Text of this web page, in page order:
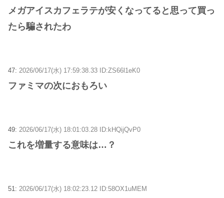
メガアイスカフェラテが安くなってると思って買っ
たら騙されたわ
47: 2026/06/17(水) 17:59:38.33 ID:ZS66l1eK0
ファミマの次におもろい
49: 2026/06/17(水) 18:01:03.28 ID:kHQijQvP0
これを増量する意味は…？
51: 2026/06/17(水) 18:02:23.12 ID:58OX1uMEM